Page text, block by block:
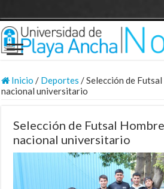
Inicio / Deportes /Selección de
nacional universitario
Selección de Futsal
nacional universitario